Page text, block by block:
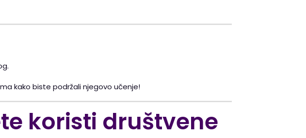
kako biste podržali njegovo učenje!
koristi društvene